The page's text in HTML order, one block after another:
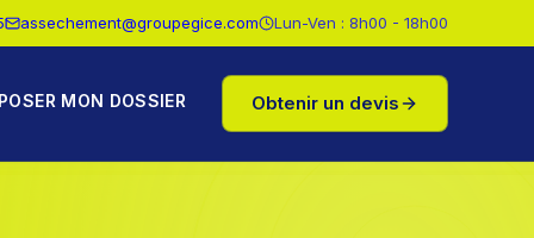
assechement@groupegice.com Lun-Ven : 8h00 - 18h00
MON DOSSIER Obtenir un devis